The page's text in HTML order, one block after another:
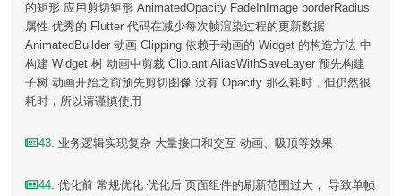
的矩形 应用剪切矩形 AnimatedOpacity FadeInImage borderRadius
属性 优秀的 Flutter 代码在减少每次帧渲染过程的更新数据
AnimatedBuilder 动画 Clipping 依赖于动画的 Widget 的构造方法 中
构建 Widget 树 动画中剪裁 Clip.antiAliasWithSaveLayer 预先构建
子树 动画开始之前预先剪切图像 没有 Opacity 那么耗时，但仍然很
耗时，所以请谨慎使用
43. 业务逻辑实现复杂 大量接口和交互 动画、吸顶等效果
44. 优化前 常规优化 优化后 ⻚面组件的刷新范围过大， 导致单帧